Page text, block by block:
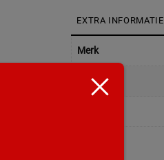
EXTRA INFORMATIE
Merk
Soort